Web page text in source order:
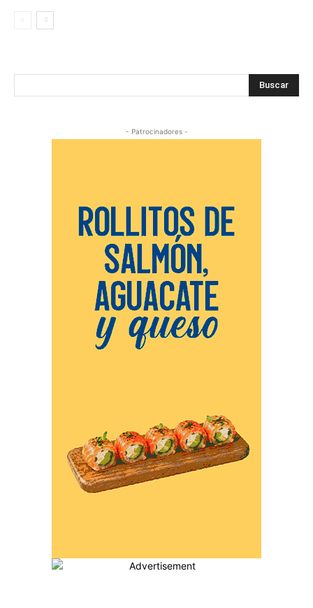
Buscar
- Patrocinadores -